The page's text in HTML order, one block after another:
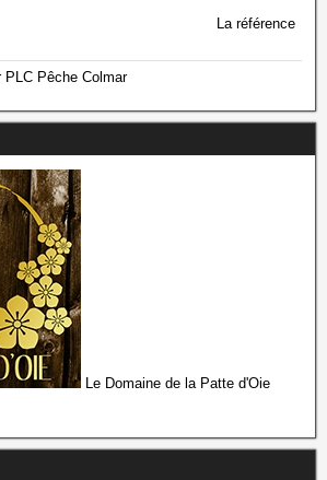
La référence
PLC Pêche Colmar
Le Domaine de la Patte d'Oie